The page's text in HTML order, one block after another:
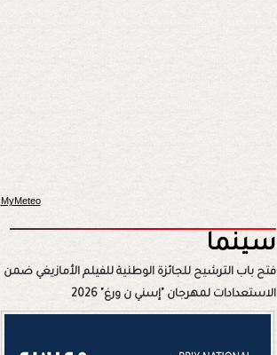
MyMeteo
سينما
فتح باب الترشيح للجائزة الوطنية للفيلم الأمازيغي ضمن
الاستعدادات لمهرجان "إسني ن ورغ" 2026